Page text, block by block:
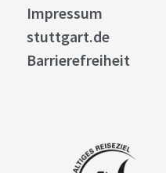
Impressum
stuttgart.de
Barrierefreiheit